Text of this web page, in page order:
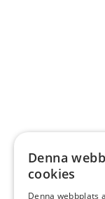
Denna
cookies
Denna webbplats